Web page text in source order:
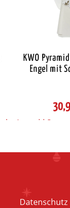
KWO
Engel mit
Auswahl
Datenschutz